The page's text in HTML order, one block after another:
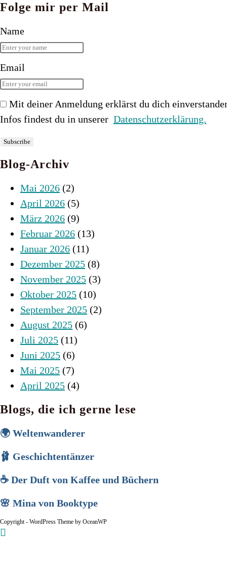
Folge mir per Mail
Name
Email
Mit deiner Anmeldung erklärst du dich
Infos findest du in unserer Datenschutzerklärung.
Blog-Archiv
Mai 2026 (2)
April 2026 (5)
März 2026 (9)
Februar 2026 (13)
Januar 2026 (11)
Dezember 2025 (8)
November 2025 (3)
Oktober 2025 (10)
September 2025 (2)
August 2025 (6)
Juli 2025 (11)
Juni 2025 (6)
Mai 2025 (7)
April 2025 (4)
Blogs, die ich gerne lese
🌍 Weltenwanderer
🩰 Geschichtentänzer
☕ Der Duft von Kaffee und Büchern
🌸 Mina von Booktype
Copyright - WordPress Theme by OceanWP